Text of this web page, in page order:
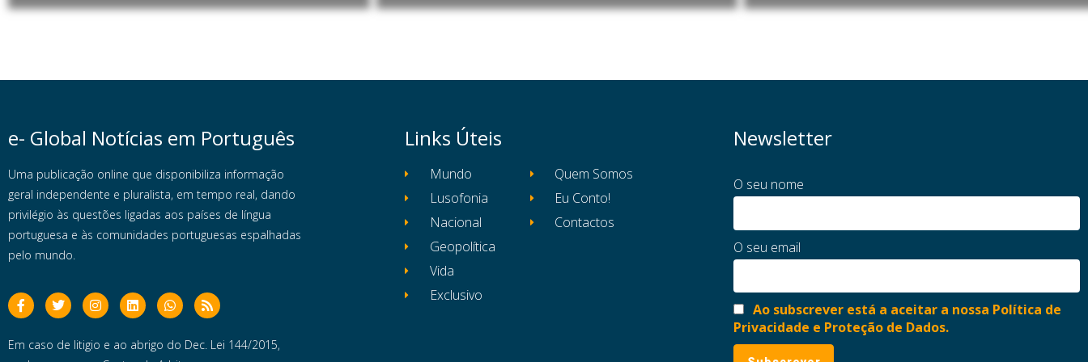
e- Global Notícias em Português
Uma publicação online que disponibiliza informação
geral independente e pluralista, em tempo real, dando
privilégio às questões ligadas aos países de língua
portuguesa e às comunidades portuguesas espalhadas
pelo mundo.
Em caso de litigio e ao abrigo do Dec. Lei 144/2015,
Links Úteis
Mundo
Lusofonia
Nacional
Geopolítica
Vida
Exclusivo
Quem Somos
Eu Conto!
Contactos
Newsletter
O seu nome
O seu email
Ao subscrever está a aceitar a nossa Política de
Privacidade e Proteção de Dados.